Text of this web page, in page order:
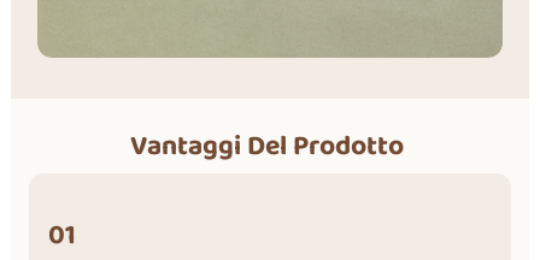
Vantaggi Del Prodotto
01